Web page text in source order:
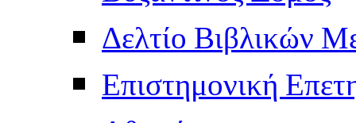
Δελτίο Βιβλικών
Επιστημονική